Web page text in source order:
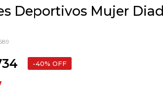
Deportivos Mujer
40